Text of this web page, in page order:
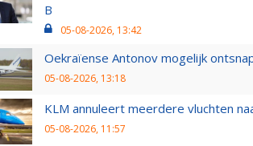
B
05-08-2026, 13:42
Oekraïense Antonov mogelijk
05-08-2026, 13:18
KLM annuleert meerdere vluchten
05-08-2026, 11:57